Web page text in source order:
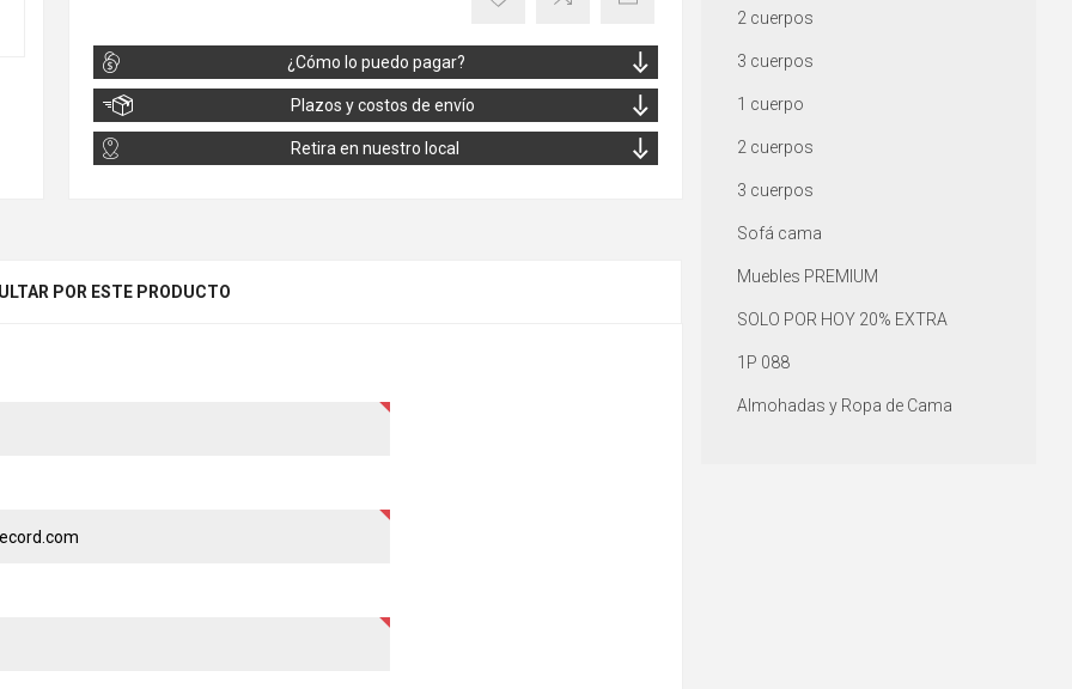
¿Cómo lo puedo pagar?
Plazos y costos de envío
Retira en nuestro local
POR ESTE PRODUCTO
2 cuerpos
3 cuerpos
1 cuerpo
2 cuerpos
3 cuerpos
Sofá cama
Muebles PREMIUM
SOLO POR HOY 20% EXTRA
1P 088
Almohadas y Ropa de Cama